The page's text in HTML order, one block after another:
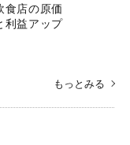
食店の原価
利益アップ
もっとみる